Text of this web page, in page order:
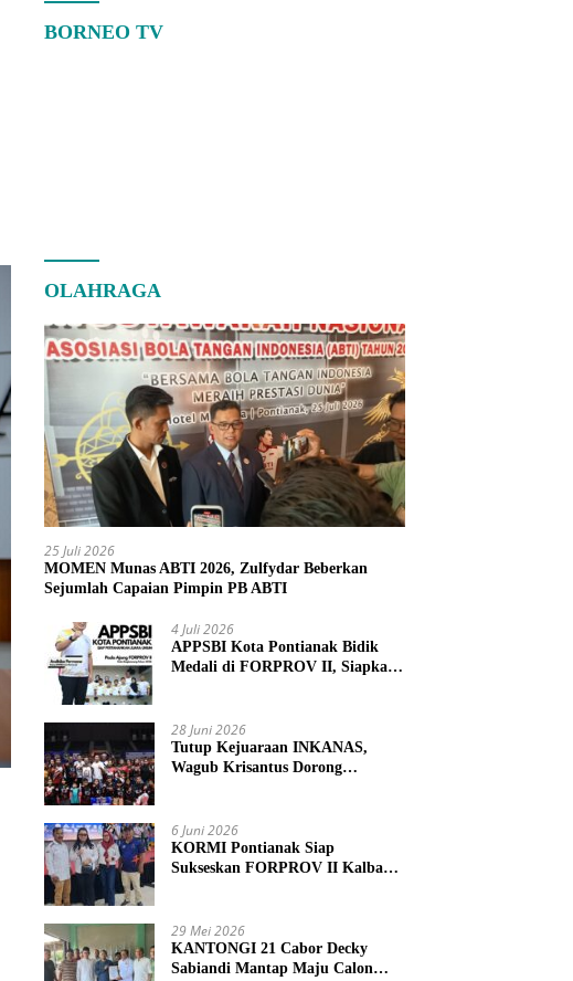
BORNEO TV
OLAHRAGA
25 Juli 2026
MOMEN Munas ABTI 2026, Zulfydar Beberkan
Sejumlah Capaian Pimpin PB ABTI
4 Juli 2026
APPSBI Kota Pontianak Bidik
Medali di FORPROV II, Siapkan
28 Juni 2026
Tutup Kejuaraan INKANAS,
Wagub Krisantus Dorong
6 Juni 2026
KORMI Pontianak Siap
Sukseskan FORPROV II Kalbar
29 Mei 2026
KANTONGI 21 Cabor Decky
Sabiandi Mantap Maju Calon